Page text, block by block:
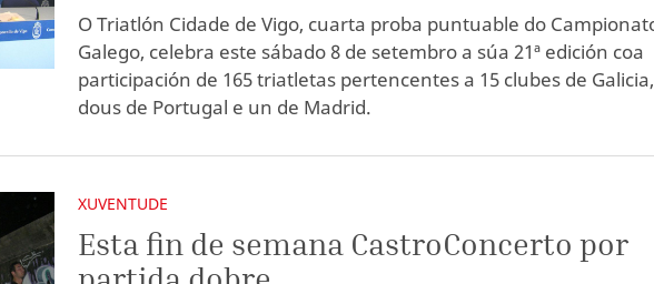
O Triatlón Cidade de Vigo, cuarta proba puntuable do
Galego, celebra este sábado 8 de setembro a súa 21ª edición coa
participación de 165 triatletas pertencentes a 15 clubes de Galicia,
dous de Portugal e un de Madrid.
XUVENTUDE
Esta fin de semana CastroConcerto por